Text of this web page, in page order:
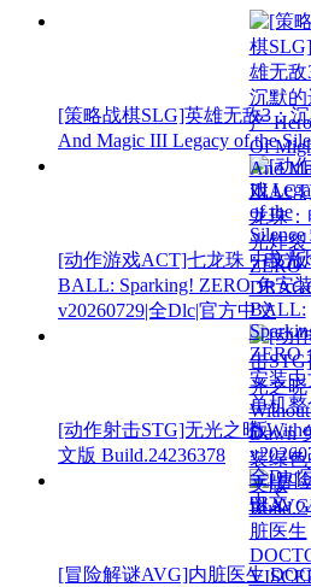
[策略战棋SLG]英雄无敌3：
And Magic III Legacy of the
[动作游戏ACT]七龙珠：电光
BALL: Sparking! ZERO 免安
v20260729|全Dlc|官方中文
[动作射击STG]无光之晓
文版 Build.24236378
[冒险解谜AVG]内脏医生